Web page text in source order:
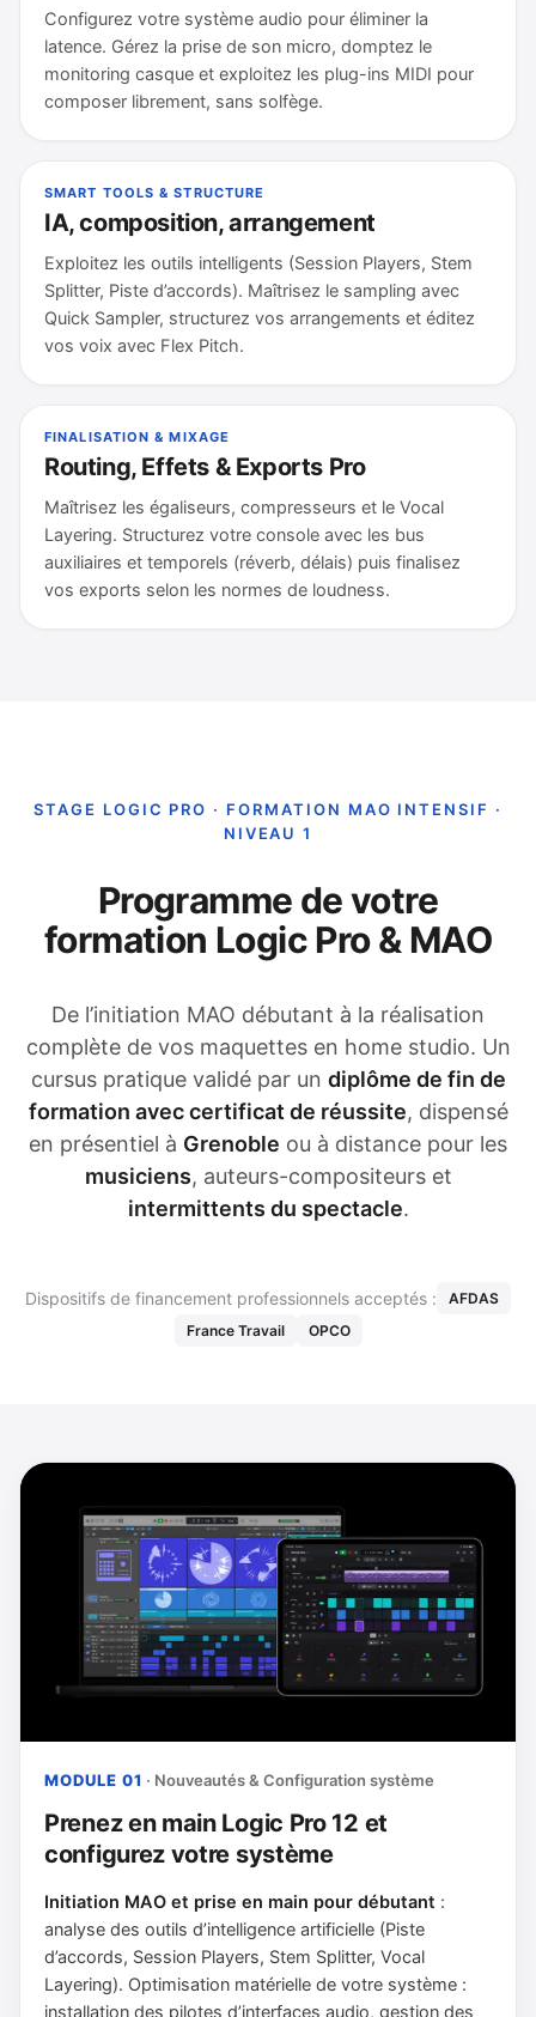
Configurez votre système audio pour éliminer la
latence. Gérez la prise de son micro, domptez le
monitoring casque et exploitez les plug-ins MIDI pour
composer librement, sans solfège.
SMART TOOLS & STRUCTURE
IA, composition, arrangement
Exploitez les outils intelligents (Session Players, Stem
Splitter, Piste d’accords). Maîtrisez le sampling avec
Quick Sampler, structurez vos arrangements et éditez
vos voix avec Flex Pitch.
FINALISATION & MIXAGE
Routing, Effets & Exports Pro
Maîtrisez les égaliseurs, compresseurs et le Vocal
Layering. Structurez votre console avec les bus
auxiliaires et temporels (réverb, délais) puis finalisez
vos exports selon les normes de loudness.
STAGE LOGIC PRO · FORMATION MAO INTENSIF ·
NIVEAU 1
Programme de votre
formation Logic Pro & MAO
De l’initiation MAO débutant à la réalisation
complète de vos maquettes en home studio. Un
cursus pratique validé par un diplôme de fin de
formation avec certificat de réussite, dispensé
en présentiel à Grenoble ou à distance pour les
musiciens, auteurs-compositeurs et
intermittents du spectacle.
Dispositifs de financement professionnels acceptés :
AFDAS
France Travail
OPCO
MODULE 01 · Nouveautés & Configuration système
Prenez en main Logic Pro 12 et
configurez votre système
Initiation MAO et prise en main pour débutant :
analyse des outils d’intelligence artificielle (Piste
d’accords, Session Players, Stem Splitter, Vocal
Layering). Optimisation matérielle de votre système :
installation des pilotes d’interfaces audio, gestion des